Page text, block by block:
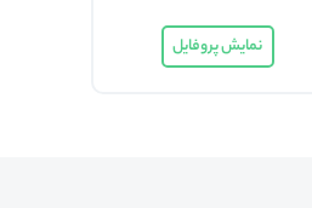
نمایش پروفایل